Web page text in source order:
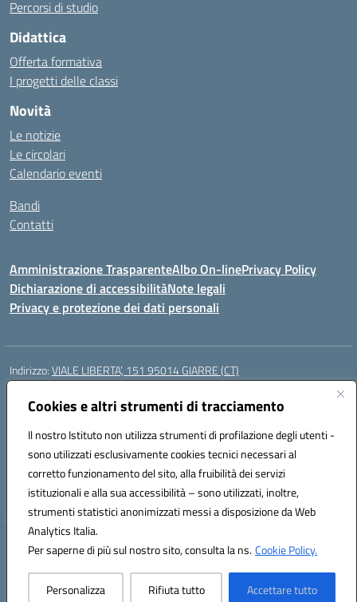
Cookies e altri strumenti di tracciamento
Il nostro Istituto non utilizza strumenti di profilazione degli utenti -
sono utilizzati esclusivamente cookies tecnici necessari al
corretto funzionamento del sito, alla fruibilità dei servizi
istituzionali e alla sua accessibilità – sono utilizzati, inoltre,
strumenti statistici anonimizzati messi a disposizione da Web
Analytics Italia.
Per saperne di più sul nostro sito, consulta la ns.Cookie Policy.
Personalizza Rifiuta tutto Accettare tutto
Percorsi di studio
Didattica
Offerta formativa
I progetti delle classi
Novità
Le notizie
Le circolari
Calendario eventi
Bandi
Contatti
Amministrazione TrasparenteAlbo On-linePrivacy Policy
Dichiarazione di accessibilitàNote legali
Privacy e protezione dei dati personali
Indirizzo:VIALE LIBERTA’, 151 95014 GIARRE (CT)
Centralino:
Posta elettronica certificata (PEC):ctmm151004@pec.istruzione.it
Codice fiscale: 92032760875
Codice meccanografico:CTMM151004
Codice Indice delle Pubbliche Amministrazioni (IPA): cpiacd
Codice unico di fatturazione (CUF): UF783Q
Hosting & Powered by 3D Solution S.r.l.
Concept & Design by Designers Italia